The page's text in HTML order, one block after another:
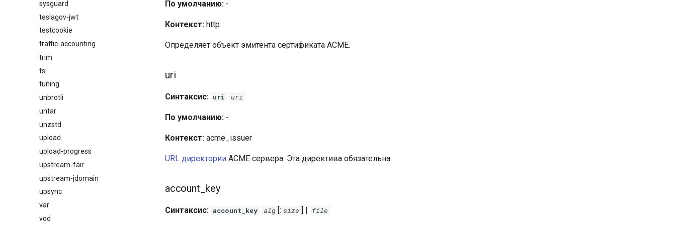
sysguard
teslagov-jwt
testcookie
traffic-accounting
trim
ts
tuning
unbrotli
untar
unzstd
upload
upload-progress
upstream-fair
upstream-jdomain
upsync
var
vod
По умолчанию: -
Контекст: http
Определяет объект эмитента сертификата ACME.
uri
Синтаксис: uri uri
По умолчанию: -
Контекст: acme_issuer
URL директории ACME сервера. Эта директива обязательна.
account_key
Синтаксис: account_key alg [: size ] | file